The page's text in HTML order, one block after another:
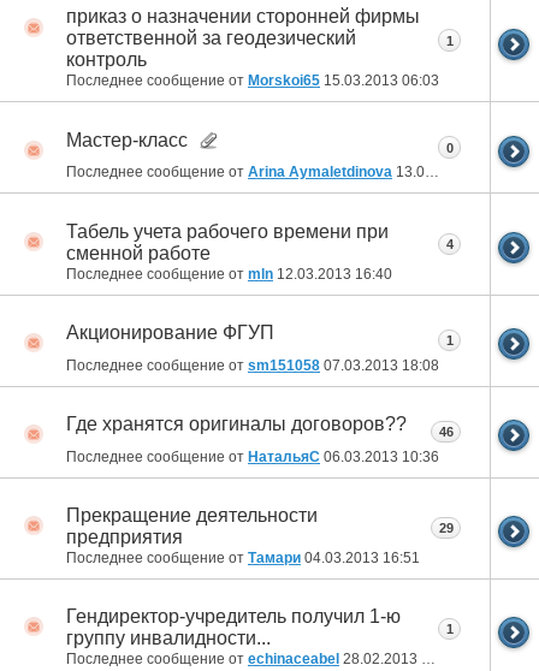
приказ о назначении сторонней фирмы
ответственной за геодезический
контроль
Последнее сообщение от Morskoi65 15.03.2013 06:03
1
Мастер-класс
Последнее сообщение от Arina Aymaletdinova 13.03.2013 16:55
0
Табель учета рабочего времени при
сменной работе
Последнее сообщение от mln 12.03.2013 16:40
4
Акционирование ФГУП
Последнее сообщение от sm151058 07.03.2013 18:08
1
Где хранятся оригиналы договоров??
Последнее сообщение от НатальяС 06.03.2013 10:36
46
Прекращение деятельности
предприятия
Последнее сообщение от Тамари 04.03.2013 16:51
29
Гендиректор-учредитель получил 1-ю
группу инвалидности...
Последнее сообщение от echinaceabel 28.02.2013 06:19
1